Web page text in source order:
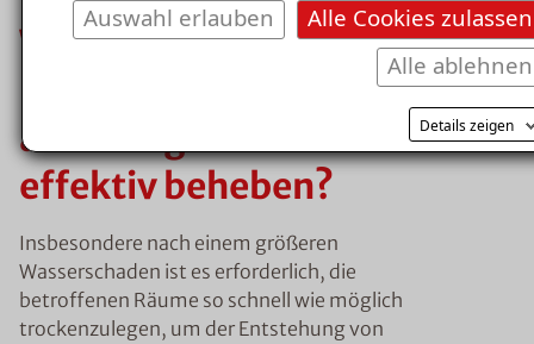
Alle Cookies zulassen
Auswahl erlauben
Alle ablehnen
Details zeigen
Wie kann man
Feuchtigkeitsprobleme
ausfindig machen und
effektiv beheben?
Insbesondere nach einem größeren
Wasserschaden ist es erforderlich, die
betroffenen Räume so schnell wie möglich
trockenzulegen, um der Entstehung von